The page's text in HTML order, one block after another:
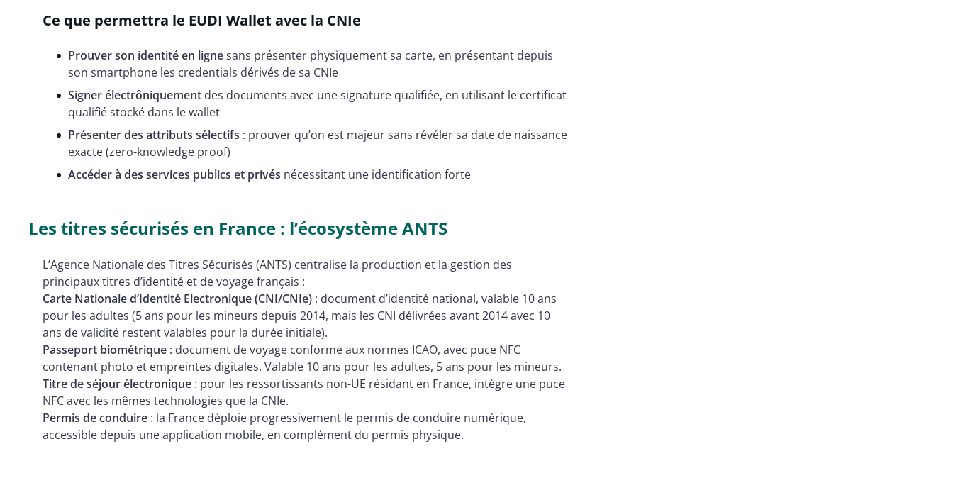
Ce que permettra le EUDI Wallet avec la CNIe
Prouver son identité en lignesans présenter physiquement sa carte, en présentant depuis
son smartphone les credentials dérivés de sa CNIe
Signer électrôniquement des documents avec une signature qualifiée, en utilisant le certificat
qualifié stocké dans le wallet
Présenter des attributs sélectifs : prouver qu’on est majeur sans révéler sa date de naissance
exacte (zero-knowledge proof)
Accéder à des services publics et privés nécessitant une identification forte
Les titres sécurisés en France : l’écosystème ANTS
L’Agence Nationale des Titres Sécurisés (ANTS) centralise la production et la gestion des
principaux titres d’identité et de voyage français :
Carte Nationale d’Identité Electronique (CNI/CNIe) : document d’identité national, valable 10 ans
pour les adultes (5 ans pour les mineurs depuis 2014, mais les CNI délivrées avant 2014 avec 10
ans de validité restent valables pour la durée initiale).
Passeport biométrique : document de voyage conforme aux normes ICAO, avec puce NFC
contenant photo et empreintes digitales. Valable 10 ans pour les adultes, 5 ans pour les mineurs.
Titre de séjour électronique : pour les ressortissants non-UE résidant en France, intègre une puce
NFC avec les mêmes technologies que la CNIe.
Permis de conduire : la France déploie progressivement le permis de conduire numérique,
accessible depuis une application mobile, en complément du permis physique.